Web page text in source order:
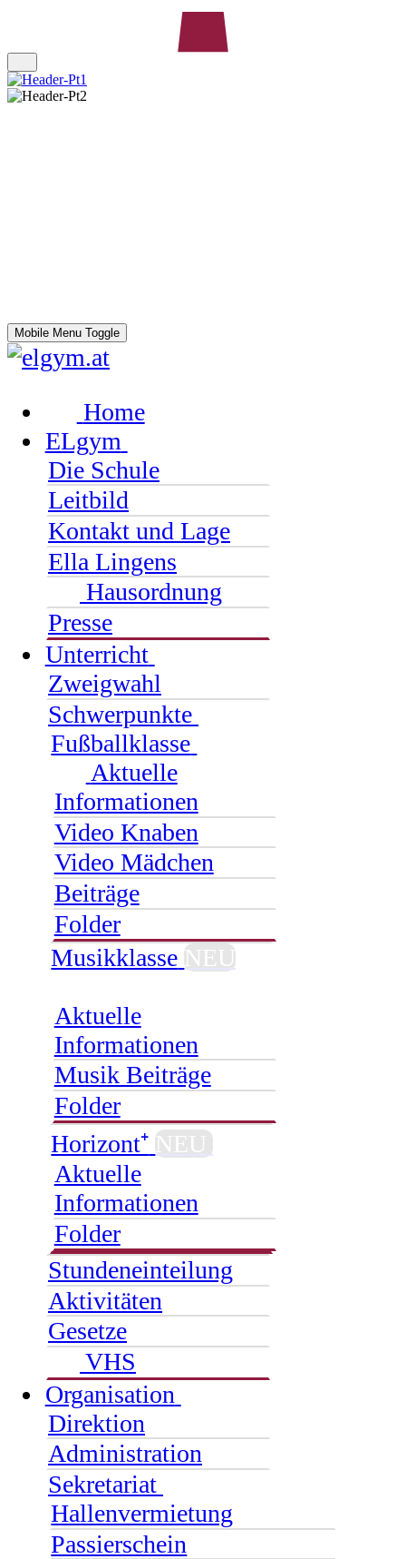
Mobile Menu Toggle
Home
ELgym
Die Schule
Leitbild
Kontakt und Lage
Ella Lingens
Hausordnung
Presse
Unterricht
Zweigwahl
Schwerpunkte
Fußballklasse
Aktuelle
Informationen
Video Knaben
Video Mädchen
Beiträge
Folder
Musikklasse NEU
Aktuelle
Informationen
Musik Beiträge
Folder
Horizont⁺ NEU
Aktuelle
Informationen
Folder
Stundeneinteilung
Aktivitäten
Gesetze
VHS
Organisation
Direktion
Administration
Sekretariat
Hallenvermietung
Passierschein